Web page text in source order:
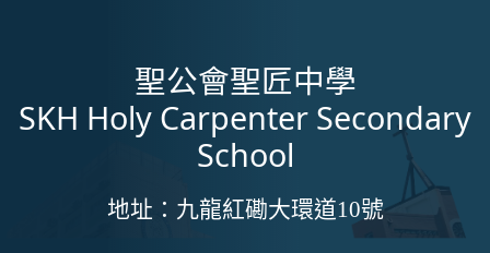
聖公會聖匠中學
SKH Holy Carpenter Secondary
School
地址： 九龍紅磡大環道10號